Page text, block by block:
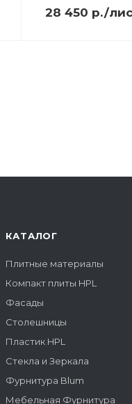
28 450 р./
КАТАЛОГ
Плитные материалы
Компакт плиты HPL
Фасады
Столешницы
Пластик HPL
Стекла и Зеркала
Фурнитура Blum
Мебельная Фурнитура